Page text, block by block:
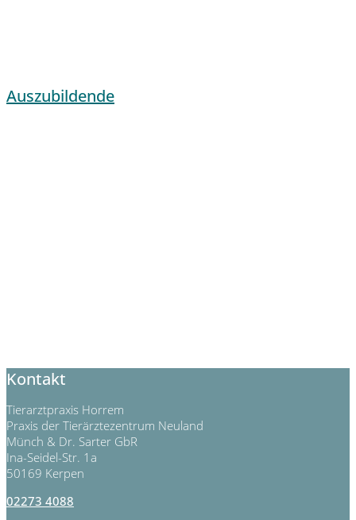
Auszubildende
Kontakt
Tierarztpraxis Horrem
Praxis der Tierärztezentrum Neuland
Münch & Dr. Sarter GbR
Ina-Seidel-Str. 1a
50169 Kerpen
02273 4088